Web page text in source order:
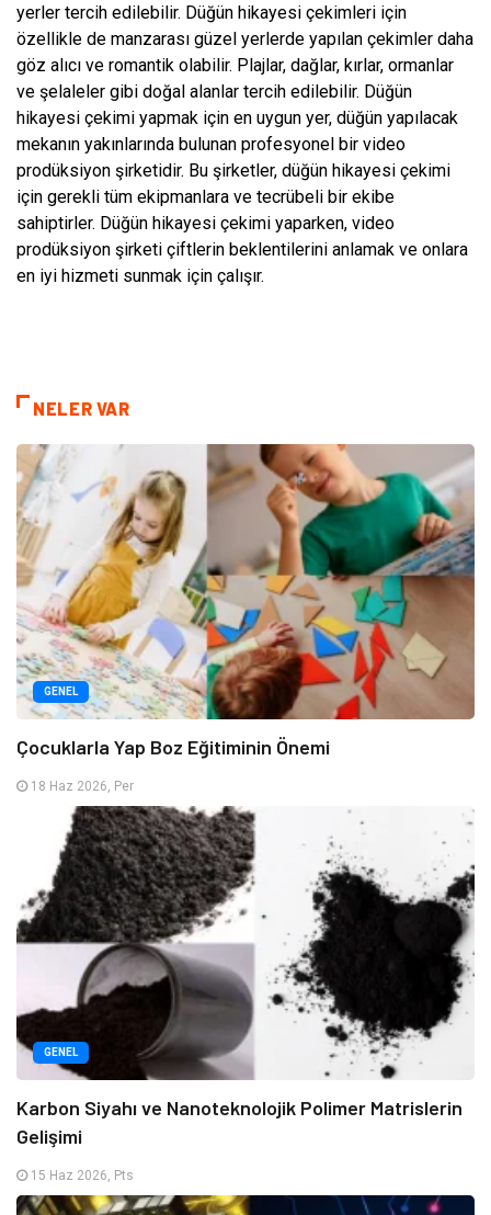
yerler tercih edilebilir. Düğün hikayesi çekimleri için
özellikle de manzarası güzel yerlerde yapılan çekimler daha
göz alıcı ve romantik olabilir. Plajlar, dağlar, kırlar, ormanlar
ve şelaleler gibi doğal alanlar tercih edilebilir. Düğün
hikayesi çekimi yapmak için en uygun yer, düğün yapılacak
mekanın yakınlarında bulunan profesyonel bir video
prodüksiyon şirketidir. Bu şirketler, düğün hikayesi çekimi
için gerekli tüm ekipmanlara ve tecrübeli bir ekibe
sahiptirler. Düğün hikayesi çekimi yaparken, video
prodüksiyon şirketi çiftlerin beklentilerini anlamak ve onlara
en iyi hizmeti sunmak için çalışır.
NELER VAR
GENEL
Çocuklarla Yap Boz Eğitiminin Önemi
18 Haz 2026, Per
GENEL
Karbon Siyahı ve Nanoteknolojik Polimer Matrislerin
Gelişimi
15 Haz 2026, Pts